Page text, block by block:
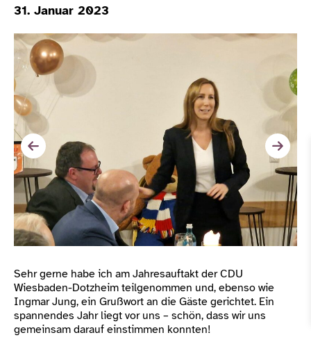
31. Januar 2023
Sehr gerne habe ich am Jahresauftakt der CDU
Wiesbaden-Dotzheim teilgenommen und, ebenso wie
Ingmar Jung, ein Grußwort an die Gäste gerichtet. Ein
spannendes Jahr liegt vor uns – schön, dass wir uns
gemeinsam darauf einstimmen konnten!